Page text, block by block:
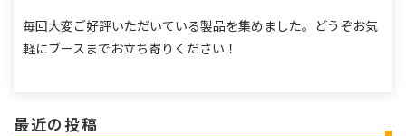
毎回大変ご好評いただいている製品を集めました。 どうぞお気
軽にブースまでお立ち寄りください！
最近の投稿